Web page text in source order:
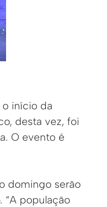
início da
desta vez, foi
O evento é
domingo serão
“A população